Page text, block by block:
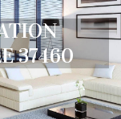
37460